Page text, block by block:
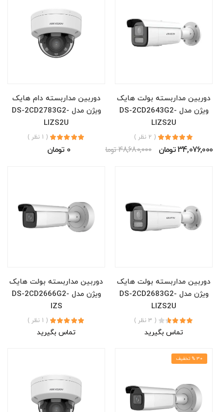
دوربین مداربسته بولت هایک
ویژن مدل DS-2CD2643G2-
LIZS2U
( 2 نظر )
34,076,000 تومان 48,680,000 تومان
دوربین مداربسته دام هایک
ویژن مدل DS-2CD2783G2-
LIZS2U
( 1 نظر )
0 تومان
دوربین مداربسته بولت هایک
ویژن مدل DS-2CD2683G2-
LIZS2U
( 3 نظر )
تماس بگیرید
دوربین مداربسته بولت هایک
ویژن مدل DS-2CD2666G2-
IZS
( 1 نظر )
تماس بگیرید
30 % تخفیف